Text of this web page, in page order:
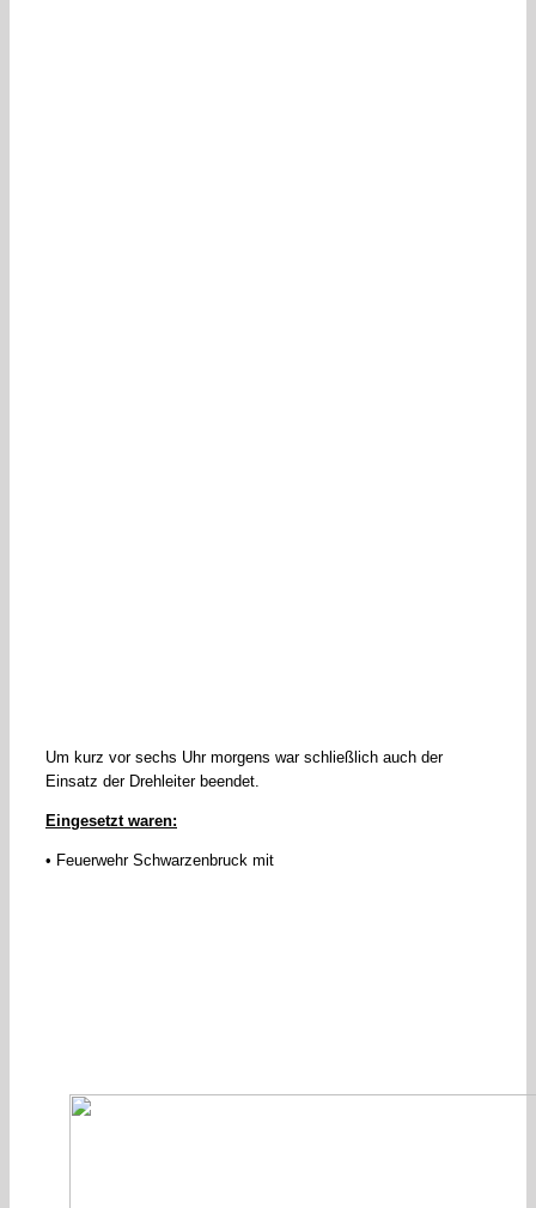
Um kurz vor sechs Uhr morgens war schließlich auch der
Einsatz der Drehleiter beendet.
Eingesetzt waren:
• Feuerwehr Schwarzenbruck mit